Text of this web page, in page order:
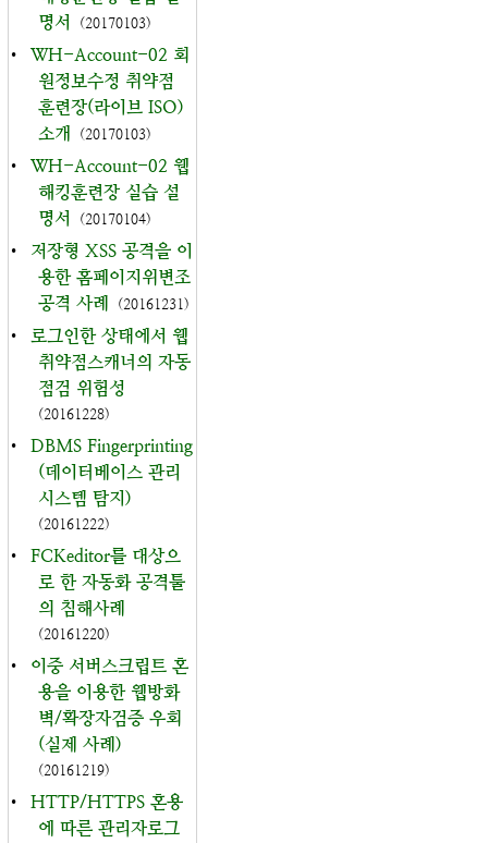
명서
(20170103)
•
WH-Account-02 회
원정보수정 취약점
훈련장(라이브 ISO)
소개
(20170103)
•
WH-Account-02 웹
해킹훈련장 실습 설
명서
(20170104)
•
저장형 XSS 공격을 이
용한 홈페이지위변조
공격 사례
(20161231)
•
로그인한 상태에서 웹
취약점스캐너의 자동
점검 위험성
(20161228)
•
DBMS Fingerprinting
(데이터베이스 관리
시스템 탐지)
(20161222)
•
FCKeditor를 대상으
로 한 자동화 공격툴
의 침해사례
(20161220)
•
이중 서버스크립트 혼
용을 이용한 웹방화
벽/확장자검증 우회
(실제 사례)
(20161219)
•
HTTP/HTTPS 혼용
에 따른 관리자로그